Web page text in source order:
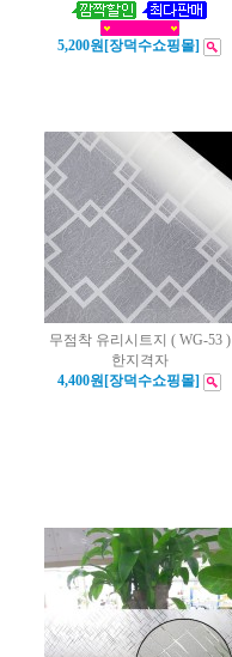
5,200원[장덕수쇼핑몰]
무점착 유리시트지 ( WG-53 )
한지격자
4,400원[장덕수쇼핑몰]